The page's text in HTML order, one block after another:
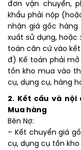
đơn vận chuyển,
khẩu phải nộp
nhận giá gốc hàng
xuất sử dụng, hoặc
toán căn cứ vào kết
đ) Kế toán phải
tồn kho mua vào
cụ, dụng cụ, hàng
2. Kết cấu và nội
Mua hàng
Bên Nợ:
– Kết chuyển giá
cụ, dụng cụ tồn